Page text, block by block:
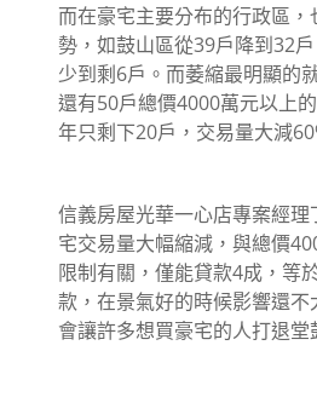
而在豪宅主要分布的行政區
勢，如鼓山區從39戶降到32
少到剩6戶。而萎縮最明顯的
還有50戶總價4000萬元以上
年只剩下20戶，交易量大減
信義房屋光華一心店專案經
宅交易量大幅縮減，與總價
限制有關，僅能貸款4成，等
款，在景氣好的時候影響還
會讓許多想買豪宅的人打退堂